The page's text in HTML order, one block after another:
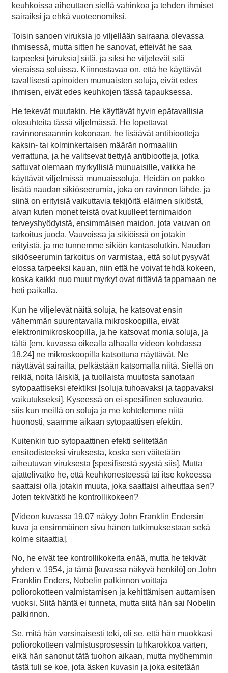
keuhkoissa aiheuttaen siellä vahinkoa ja tehden ihmiset
sairaiksi ja ehkä vuoteenomiksi.
Toisin sanoen viruksia jo viljellään sairaana olevassa
ihmisessä, mutta sitten he sanovat, etteivät he saa
tarpeeksi [viruksia] siitä, ja siksi he viljelevät sitä
vieraissa soluissa. Kiinnostavaa on, että he käyttävät
tavallisesti apinoiden munuaisten soluja, eivät edes
ihmisen, eivät edes keuhkojen tässä tapauksessa.
He tekevät muutakin. He käyttävät hyvin epätavallisia
olosuhteita tässä viljelmässä. He lopettavat
ravinnonsaannin kokonaan, he lisäävät antibiootteja
kaksin- tai kolminkertaisen määrän normaaliin
verrattuna, ja he valitsevat tiettyjä antibiootteja, jotka
sattuvat olemaan myrkyllisiä munuaisille, vaikka he
käyttävät viljelmissä munuaissoluja. Heidän on pakko
lisätä naudan sikiöseerumia, joka on ravinnon lähde, ja
siinä on erityisiä vaikuttavia tekijöitä eläimen sikiöstä,
aivan kuten monet teistä ovat kuulleet ternimaidon
terveyshyödyistä, ensimmäisen maidon, jota vauvan on
tarkoitus juoda. Vauvoissa ja sikiöissä on jotakin
erityistä, ja me tunnemme sikiön kantasolutkin. Naudan
sikiöseerumin tarkoitus on varmistaa, että solut pysyvät
elossa tarpeeksi kauan, niin että he voivat tehdä kokeen,
koska kaikki nuo muut myrkyt ovat riittäviä tappamaan ne
heti paikalla.
Kun he viljelevät näitä soluja, he katsovat ensin
vähemmän suurentavalla mikroskoopilla, eivät
elektronimikroskoopilla, ja he katsovat monia soluja, ja
tältä [em. kuvassa oikealla alhaalla videon kohdassa
18.24] ne mikroskoopilla katsottuna näyttävät. Ne
näyttävät sairailta, pelkästään katsomalla niitä. Siellä on
reikiä, noita läiskiä, ja tuollaista muutosta sanotaan
sytopaattiseksi efektiksi [soluja tuhoavaksi ja tappavaksi
vaikutukseksi]. Kyseessä on ei-spesifinen soluvaurio,
siis kun meillä on soluja ja me kohtelemme niitä
huonosti, saamme aikaan sytopaattisen efektin.
Kuitenkin tuo sytopaattinen efekti selitetään
ensitodisteeksi viruksesta, koska sen väitetään
aiheutuvan viruksesta [spesifisestä syystä siis]. Mutta
ajattelivatko he, että keuhkonesteessä tai itse kokeessa
saattaisi olla jotakin muuta, joka saattaisi aiheuttaa sen?
Joten tekivätkö he kontrollikokeen?
[Videon kuvassa 19.07 näkyy John Franklin Endersin
kuva ja ensimmäinen sivu hänen tutkimuksestaan sekä
kolme sitaattia].
No, he eivät tee kontrollikokeita enää, mutta he tekivät
yhden v. 1954, ja tämä [kuvassa näkyvä henkilö] on John
Franklin Enders, Nobelin palkinnon voittaja
poliorokotteen valmistamisen ja kehittämisen auttamisen
vuoksi. Siitä häntä ei tunneta, mutta siitä hän sai Nobelin
palkinnon.
Se, mitä hän varsinaisesti teki, oli se, että hän muokkasi
poliorokotteen valmistusprosessin tuhkarokkoa varten,
eikä hän sanonut tätä tuohon aikaan, mutta myöhemmin
tästä tuli se koe, jota äsken kuvasin ja joka esitetään